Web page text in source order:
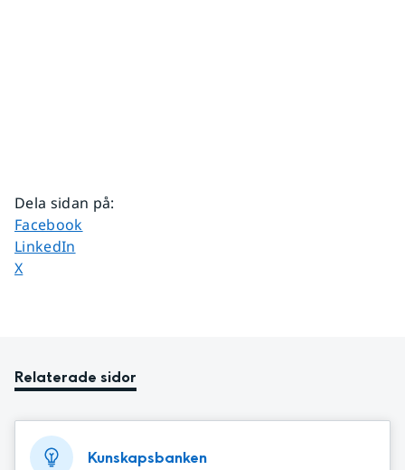
Dela sidan på:
Dela sidan på
Facebook
Dela sidan på
LinkedIn
Dela sidan på
X
Relaterade sidor
Kunskapsbanken